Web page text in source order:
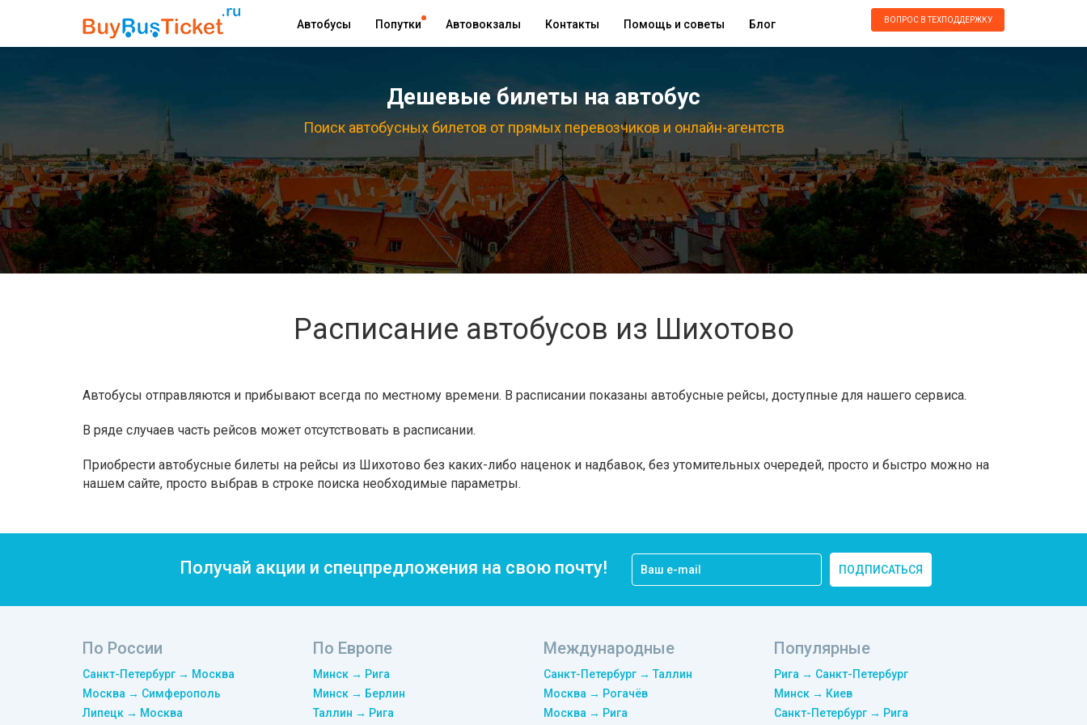
Автобусы Попутки Автовокзалы Контакты Помощь и советы Блог ВОПРОС В ТЕХПОДДЕРЖКУ
Дешевые билеты на автобус
Поиск автобусных билетов от прямых перевозчиков и онлайн-агентств
Расписание автобусов из Шихотово
Автобусы отправляются и прибывают всегда по местному времени. В расписании показаны автобусные рейсы, доступные для нашего сервиса.
В ряде случаев часть рейсов может отсутствовать в расписании.
Приобрести автобусные билеты на рейсы из Шихотово без каких-либо наценок и надбавок, без утомительных очередей, просто и быстро можно на
нашем сайте, просто выбрав в строке поиска необходимые параметры.
Получай акции и спецпредложения на свою почту! ПОДПИСАТЬСЯ
По России
Санкт-Петербург → Москва
Москва → Симферополь
Липецк → Москва
По Европе
Минск → Рига
Минск → Берлин
Таллин → Рига
Международные
Санкт-Петербург → Таллин
Москва → Рогачёв
Москва → Рига
Популярные
Рига → Санкт-Петербург
Минск → Киев
Санкт-Петербург → Рига